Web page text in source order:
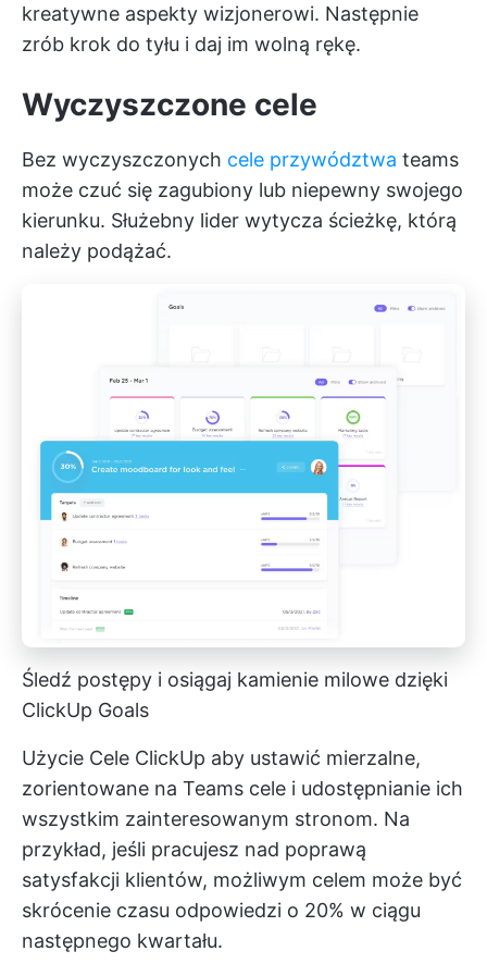
kreatywne aspekty wizjonerowi. Następnie
zrób krok do tyłu i daj im wolną rękę.
Wyczyszczone cele
Bez wyczyszczonych cele przywództwa teams
może czuć się zagubiony lub niepewny swojego
kierunku. Służebny lider wytycza ścieżkę, którą
należy podążać.
Śledź postępy i osiągaj kamienie milowe dzięki
ClickUp Goals
Użycie Cele ClickUp aby ustawić mierzalne,
zorientowane na Teams cele i udostępnianie ich
wszystkim zainteresowanym stronom. Na
przykład, jeśli pracujesz nad poprawą
satysfakcji klientów, możliwym celem może być
skrócenie czasu odpowiedzi o 20% w ciągu
następnego kwartału.